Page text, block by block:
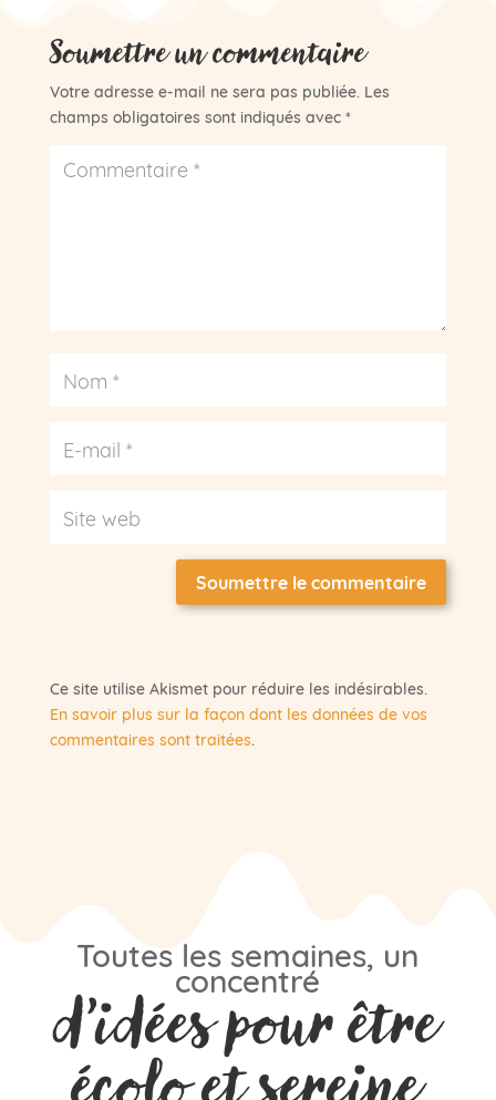
Soumettre un commentaire
Votre adresse e-mail ne sera pas publiée. Les
champs obligatoires sont indiqués avec *
Soumettre le commentaire
Ce site utilise Akismet pour réduire les indésirables.
En savoir plus sur la façon dont les données de vos
commentaires sont traitées.
Toutes les semaines, un
concentré
d’idées pour être